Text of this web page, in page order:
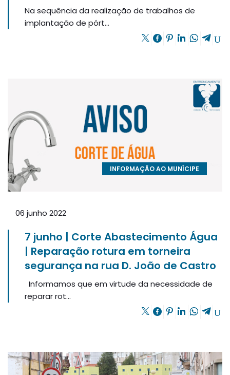
Na sequência da realização de trabalhos de
implantação de pórt...
INFORMAÇÃO AO MUNÍCIPE
06 junho 2022
7 junho | Corte Abastecimento Água
| Reparação rotura em torneira
segurança na rua D. João de Castro
Informamos que em virtude da necessidade de
reparar rot...